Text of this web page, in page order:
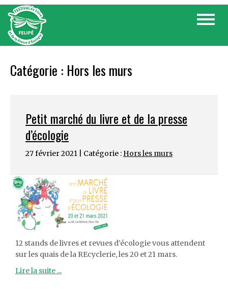
Skip
content
Toggle
Catégorie : Hors les murs
Petit marché du livre et de la presse
d’écologie
27 février 2021 | Catégorie : Hors les murs
12 stands de livres et revues d’écologie vous attendent
sur les quais de la REcyclerie, les 20 et 21 mars.
Lire la suite ...